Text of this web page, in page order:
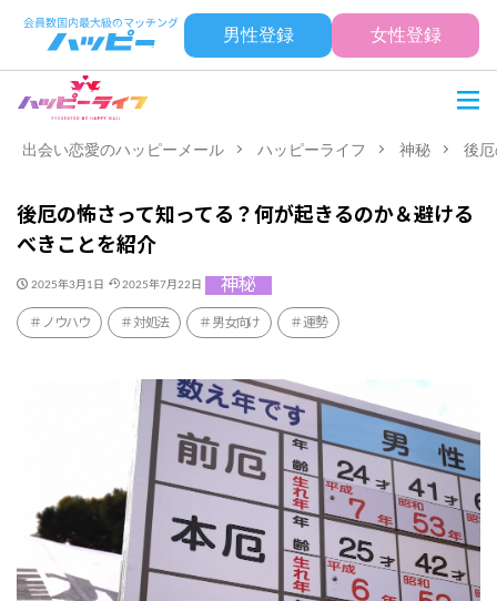
男性登録 女性登録
出会い恋愛のハッピーメール ハッピーライフ 神秘 後
後厄の怖さって知ってる？何が起きるのか＆避ける
べきことを紹介
2025年3月1日 2025年7月22日 神秘
ノウハウ 対処法 男女向け 運勢